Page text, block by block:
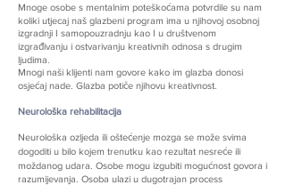
Mnoge osobe s mentalnim poteškoćama potvrdile su nam
koliki utjecaj naš glazbeni program ima u njihovoj osobnoj
izgradnji I samopouzradnju kao I u društvenom
izgrađivanju i ostvarivanju kreativnih odnosa s drugim
ljudima.
Mnogi naši klijenti nam govore kako im glazba donosi
osjećaj nade. Glazba potiče njihovu kreativnost.
Neurološka rehabilitacija
Neurološka ozljeda ili oštećenje mozga se može svima
dogoditi u bilo kojem trenutku kao rezultat nesreće ili
moždanog udara. Osobe mogu izgubiti mogućnost govora i
razumijevanja. Osoba ulazi u dugotrajan process